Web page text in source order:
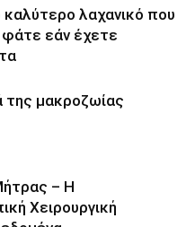
καλύτερο λαχανικό που
εάν έχετε
της μακροζωίας
– Η
Χειρουργική